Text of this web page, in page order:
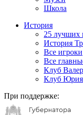
Школа
История
25 лучших
История
Все игроки
Все
Клуб
Клуб
При поддержке: